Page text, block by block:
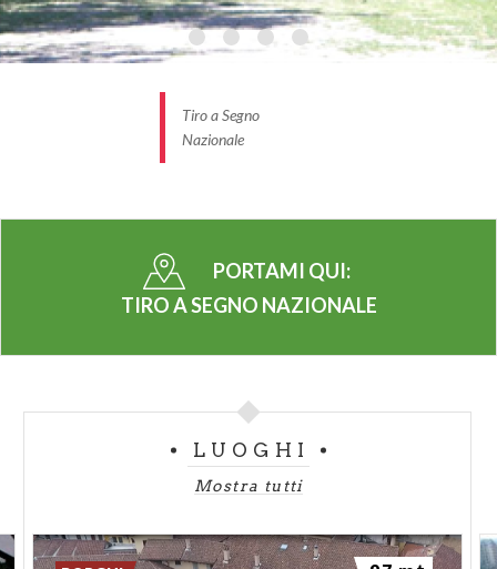
Tiro a Segno
Nazionale
PORTAMI QUI:
TIRO A SEGNO NAZIONALE
LUOGHI
Mostra tutti